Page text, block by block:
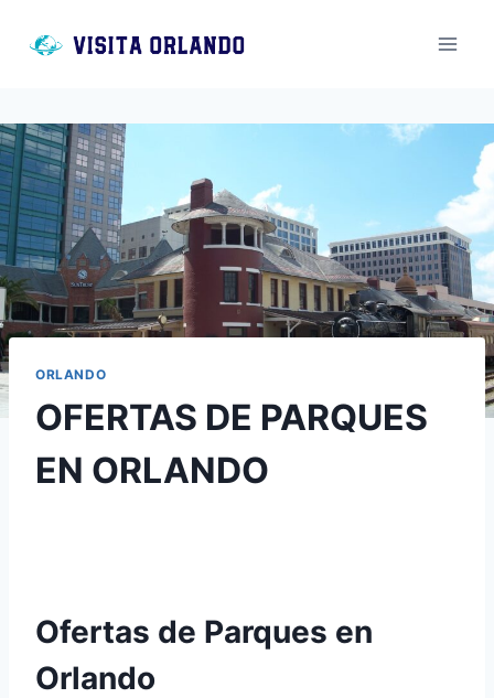
ORLANDO
OFERTAS DE PARQUES
EN ORLANDO
Ofertas de Parques en
Orlando